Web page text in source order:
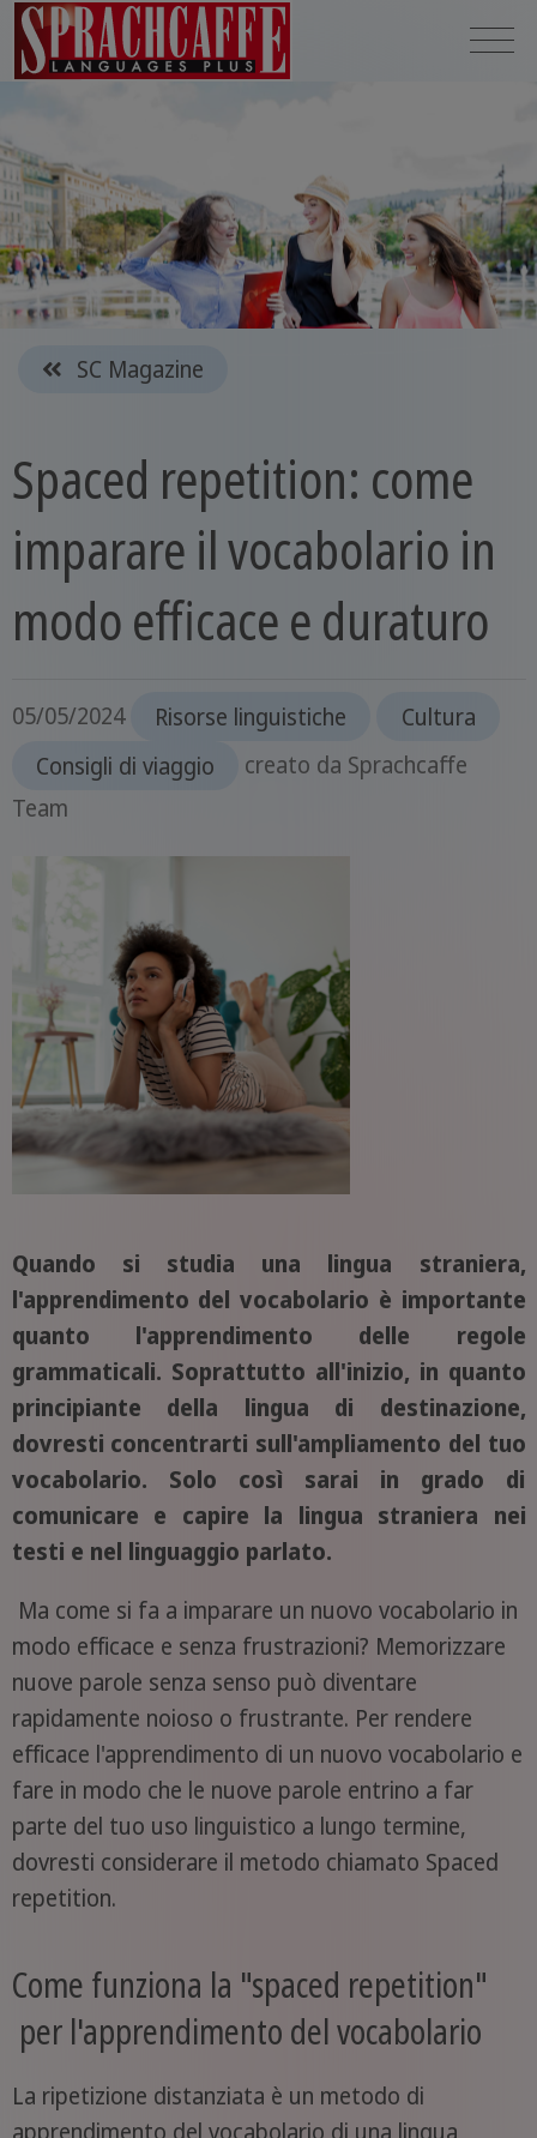
SC Magazine
Spaced repetition: come
imparare il vocabolario in
modo efficace e duraturo
05/05/2024 Risorse linguistiche
Cultura
Consigli di viaggio
creato da Sprachcaffe
Team
Quando si studia una lingua straniera,
l'apprendimento del vocabolario è importante
quanto l'apprendimento delle regole
grammaticali. Soprattutto all'inizio, in quanto
principiante della lingua di destinazione,
dovresti concentrarti sull'ampliamento del tuo
vocabolario. Solo così sarai in grado di
comunicare e capire la lingua straniera nei
testi e nel linguaggio parlato.
Ma come si fa a imparare un nuovo vocabolario in
modo efficace e senza frustrazioni? Memorizzare
nuove parole senza senso può diventare
rapidamente noioso o frustrante. Per rendere
efficace l'apprendimento di un nuovo vocabolario e
fare in modo che le nuove parole entrino a far
parte del tuo uso linguistico a lungo termine,
dovresti considerare il metodo chiamato Spaced
repetition.
Come funziona la "spaced repetition"
per l'apprendimento del vocabolario
La ripetizione distanziata è un metodo di